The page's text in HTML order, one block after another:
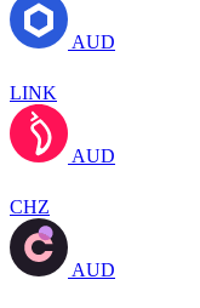
AUD
LINK
AUD
CHZ
AUD